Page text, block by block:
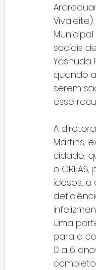
sociais
Yashuda
quando
serem
esse
A
Martins,
cidade,
o
idosos, a
Uma
para a
0 a 6